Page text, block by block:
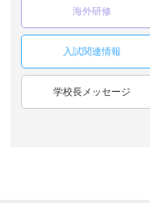
海外研修
入試関連情報
学校長メッセージ